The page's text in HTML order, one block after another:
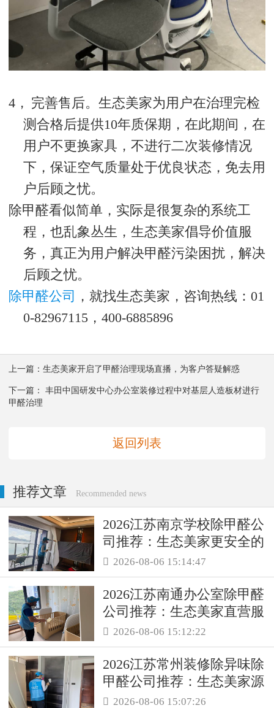
4， 完善售后。生态美家为用户在治理完检
测合格后提供10年质保期，在此期间，在
用户不更换家具，不进行二次装修情况
下，保证空气质量处于优良状态，免去用
户后顾之忧。
除甲醛看似简单，实际是很复杂的系统工
程，也乱象丛生，生态美家倡导价值服
务，真正为用户解决甲醛污染困扰，解决
后顾之忧。
除甲醛公司 ，就找生态美家，咨询热线：01
0-82967115，400-6885896
上一篇： 生态美家开启了甲醛治理现场直播，为客户答疑解惑
下一篇：
丰田中国研发中心办公室装修过程中对基层人造板材进行
甲醛治理
返回列表
推荐文章 Recommended news
2026江苏南京学校除甲醛公
司推荐：生态美家更安全的
母婴级治理服务！
 2026-08-06 15:14:47
2026江苏南通办公室除甲醛
公司推荐：生态美家直营服
务保障职场空气品质
 2026-08-06 15:12:22
2026江苏常州装修除异味除
甲醛公司推荐：生态美家源
头消解复合装修污染
 2026-08-06 15:07:26